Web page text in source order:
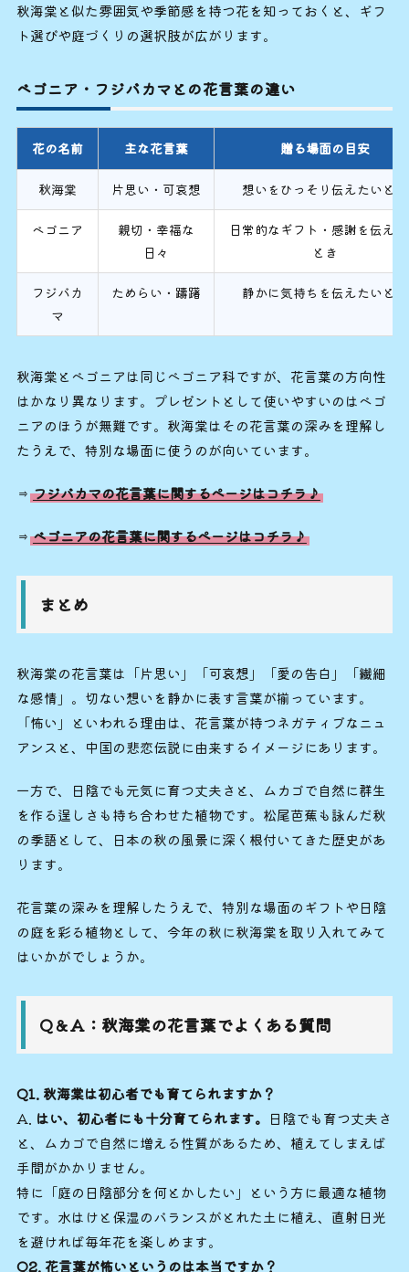
秋海棠と似た雰囲気や季節感を持つ花を知っておくと、ギフ
ト選びや庭づくりの選択肢が広がります。
ベゴニア・フジバカマとの花言葉の違い
花の名前 主な花言葉 贈る場面の目安
秋海棠 片思い・可哀想 想いをひっそり伝えたいとき
ベゴニア
親切・幸福な
日々
日常的なギフト・感謝を伝え
とき
フジバカ
マ
ためらい・躊躇 静かに気持ちを伝えたいとき
秋海棠とベゴニアは同じベゴニア科ですが、花言葉の方向性
はかなり異なります。プレゼントとして使いやすいのはベゴ
ニアのほうが無難です。秋海棠はその花言葉の深みを理解し
たうえで、特別な場面に使うのが向いています。
⇒ フジバカマの花言葉に関するページはコチラ♪
⇒ ベゴニアの花言葉に関するページはコチラ♪
まとめ
秋海棠の花言葉は「片思い」「可哀想」「愛の告白」「繊細
な感情」。切ない想いを静かに表す言葉が揃っています。
「怖い」といわれる理由は、花言葉が持つネガティブなニュ
アンスと、中国の悲恋伝説に由来するイメージにあります。
一方で、日陰でも元気に育つ丈夫さと、ムカゴで自然に群生
を作る逞しさも持ち合わせた植物です。松尾芭蕉も詠んだ秋
の季語として、日本の秋の風景に深く根付いてきた歴史があ
ります。
花言葉の深みを理解したうえで、特別な場面のギフトや日陰
の庭を彩る植物として、今年の秋に秋海棠を取り入れてみて
はいかがでしょうか。
Q＆A：秋海棠の花言葉でよくある質問
Q1. 秋海棠は初心者でも育てられますか？
A. はい、初心者にも十分育てられます。 日陰でも育つ丈夫さ
と、ムカゴで自然に増える性質があるため、植えてしまえば
手間がかかりません。
特に「庭の日陰部分を何とかしたい」という方に最適な植物
です。水はけと保湿のバランスがとれた土に植え、直射日光
を避ければ毎年花を楽しめます。
Q2. 花言葉が怖いというのは本当ですか？